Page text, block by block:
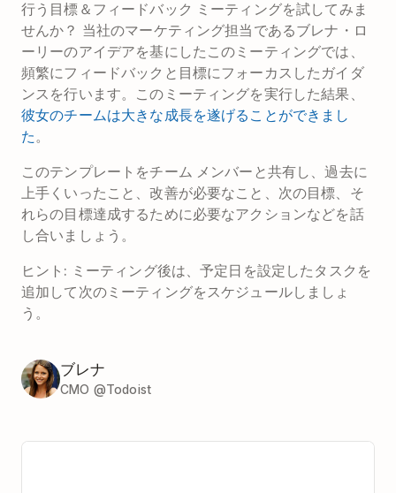
行う目標＆フィードバック ミーティングを試してみま
せんか？ 当社のマーケティング担当であるブレナ・ロ
ーリーのアイデアを基にしたこのミーティングでは、
頻繁にフィードバックと目標にフォーカスしたガイダ
ンスを行います。このミーティングを実行した結果、
彼女のチームは大きな成長を遂げることができまし
た。
このテンプレートをチーム メンバーと共有し、過去に
上手くいったこと、改善が必要なこと、次の目標、そ
れらの目標達成するために必要なアクションなどを話
し合いましょう。
ヒント: ミーティング後は、予定日を設定したタスクを
追加して次のミーティングをスケジュールしましょ
う。
ブレナ
CMO @Todoist